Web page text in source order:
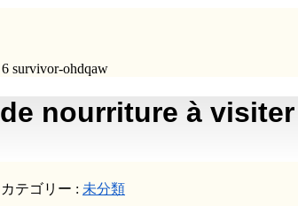
6 survivor-ohdqaw
nourriture à
カテゴリー : 未分類